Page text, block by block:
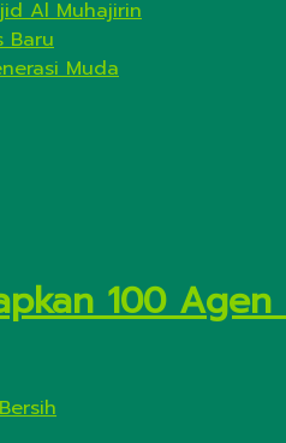
Al Muhajirin
Baru
Muda
100 Agen